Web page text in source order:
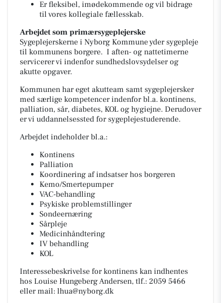
Er fleksibel, imødekommende og vil bidrage
til vores kollegiale fællesskab.
Arbejdet som primærsygeplejerske
Sygeplejerskerne i Nyborg Kommune yder sygepleje
til kommunens borgere. I aften- og nattetimerne
servicerer vi indenfor sundhedslovsydelser og
akutte opgaver.
Kommunen har eget akutteam samt sygeplejersker
med særlige kompetencer indenfor bl.a. kontinens,
palliation, sår, diabetes, KOL og hygiejne. Derudover
er vi uddannelsessted for sygeplejestuderende.
Arbejdet indeholder bl.a.:
Kontinens
Palliation
Koordinering af indsatser hos borgeren
Kemo/Smertepumper
VAC-behandling
Psykiske problemstillinger
Sondeernæring
Sårpleje
Medicinhåndtering
IV behandling
KOL
Interessebeskrivelse for kontinens kan indhentes
hos Louise Hungeberg Andersen, tlf.: 2059 5466
eller mail: lhua@nyborg.dk